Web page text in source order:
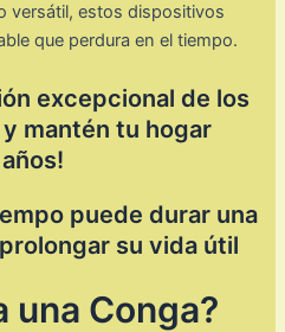
versátil, estos dispositivos
que perdura en el tiempo.
excepcional de los
mantén tu hogar
puede durar una
su vida útil
una Conga?